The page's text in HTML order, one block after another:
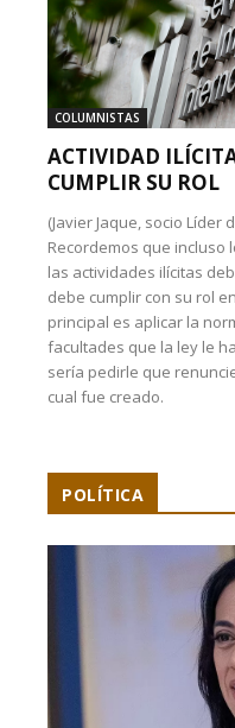
COLUMNISTAS
ACTIVIDAD
CUMPLIR SU ROL
(Javier Jaque, socio Líder
Recordemos que incluso
las actividades ilícitas
debe cumplir con su rol
principal es aplicar la
facultades que la ley le
sería pedirle que
cual fue creado.
POLÍTICA